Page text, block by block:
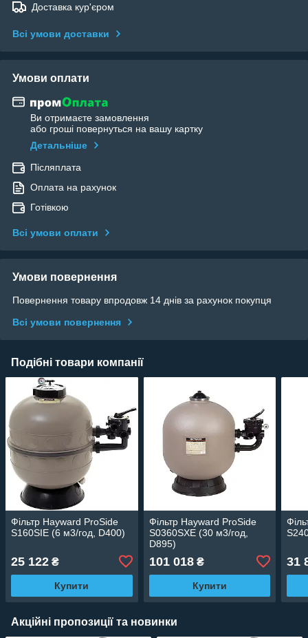
Доставка кур'єром
Всі умови доставки
Умови оплати
Ви отримаєте замовлення
або гроші повернуться на вашу картку
Детальніше
Післяплата
Оплата на рахунок
Готівкою
Всі умови оплати
Умови повернення
Повернення товару впродовж 14 днів за рахунок покупця
Всі умови повернення
Подібні товари компанії
Фільтр Hayward ProSide
S160SIE (6 м3/год, D400)
25 122 ₴
Купити
Фільтр Hayward ProSide
S0360SXE (30 м3/год,
D895)
101 018₴
Купити
31
Акційні пропозиції та новинки